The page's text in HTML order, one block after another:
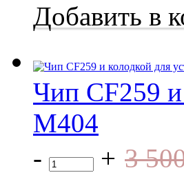
Добавить в
Чип CF259 и
M404
- + 3